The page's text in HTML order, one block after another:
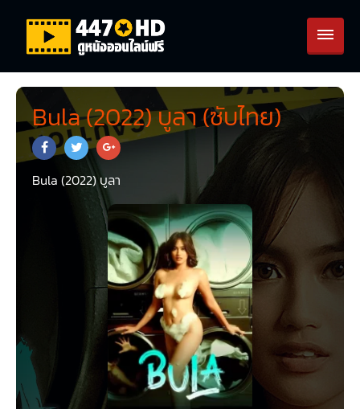
Bula (2022) บูลา (ซับไทย)
Bula (2022) บูลา